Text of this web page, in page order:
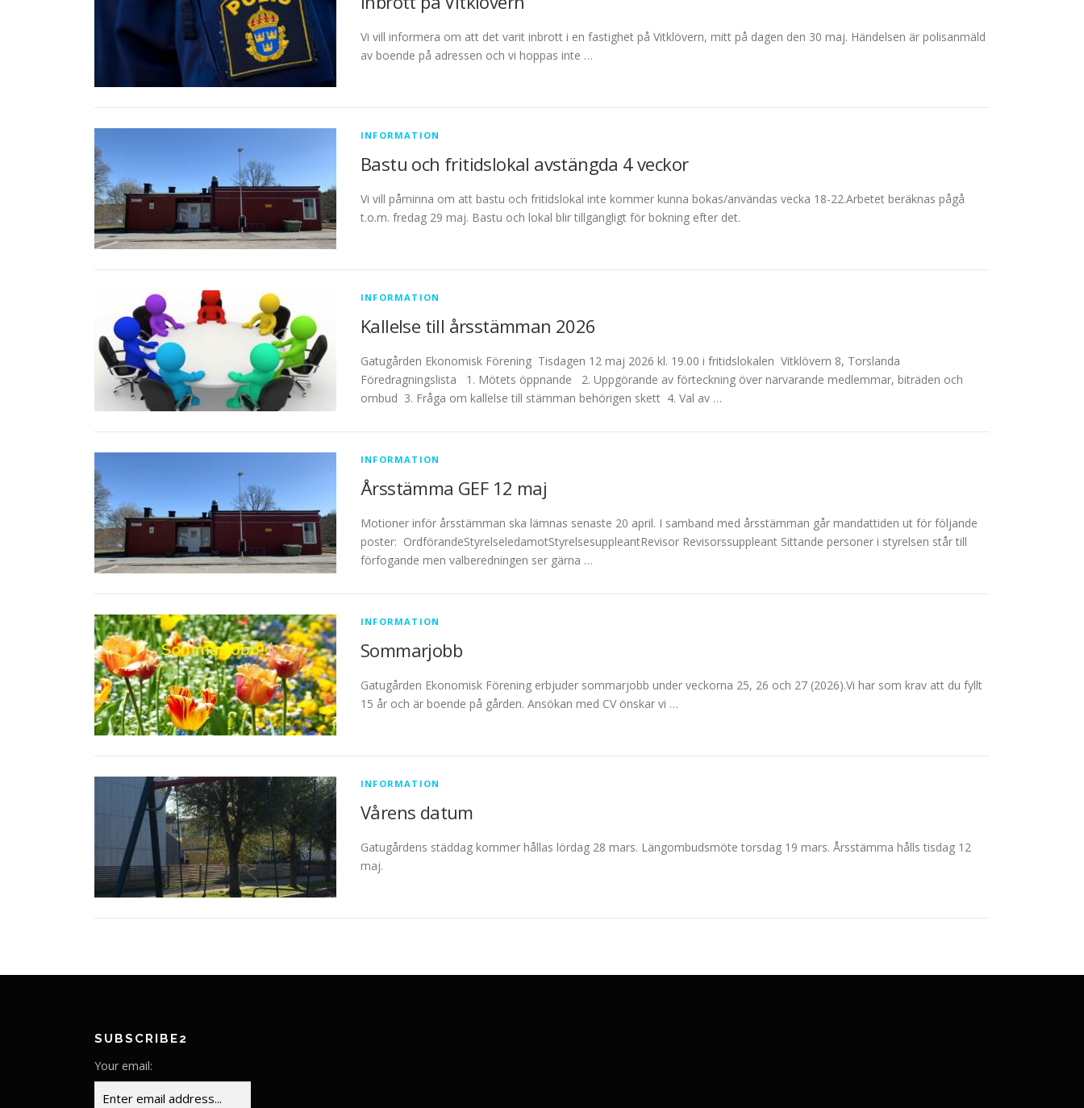
Vi vill informera om att det varit inbrott i en fastighet på Vitklövern, mitt på dagen den 30 maj. Händelsen är polisanmäld
av boende på adressen och vi hoppas inte …
INFORMATION
Bastu och fritidslokal avstängda 4 veckor
Vi vill påminna om att bastu och fritidslokal inte kommer kunna bokas/användas vecka 18-22.Arbetet beräknas pågå
t.o.m. fredag 29 maj. Bastu och lokal blir tillgängligt för bokning efter det.
INFORMATION
Kallelse till årsstämman 2026
Gatugården Ekonomisk Förening Tisdagen 12 maj 2026 kl. 19.00 i fritidslokalen Vitklövern 8, Torslanda
Föredragningslista 1. Mötets öppnande 2. Uppgörande av förteckning över närvarande medlemmar, biträden och
ombud 3. Fråga om kallelse till stämman behörigen skett 4. Val av …
INFORMATION
Årsstämma GEF 12 maj
Motioner inför årsstämman ska lämnas senaste 20 april. I samband med årsstämman går mandattiden ut för följande
poster: OrdförandeStyrelseledamotStyrelsesuppleantRevisor Revisorssuppleant Sittande personer i styrelsen står till
förfogande men valberedningen ser gärna …
INFORMATION
Sommarjobb
Gatugården Ekonomisk Förening erbjuder sommarjobb under veckorna 25, 26 och 27 (2026).Vi har som krav att du fyllt
15 år och är boende på gården. Ansökan med CV önskar vi …
INFORMATION
Vårens datum
Gatugårdens städdag kommer hållas lördag 28 mars. Längombudsmöte torsdag 19 mars. Årsstämma hålls tisdag 12
maj.
SUBSCRIBE2
Your email: